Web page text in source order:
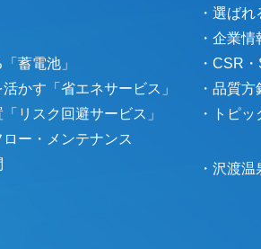
蓄電池」
かす「省エネサービス」
リスク回避サービス」
ー・メンテナンス
・選ばれ
・企業
・CSR
・品質
・トピッ
・沢渡